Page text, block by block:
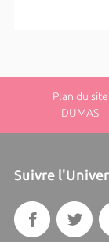
Plan du site
DUMAS
Suivre